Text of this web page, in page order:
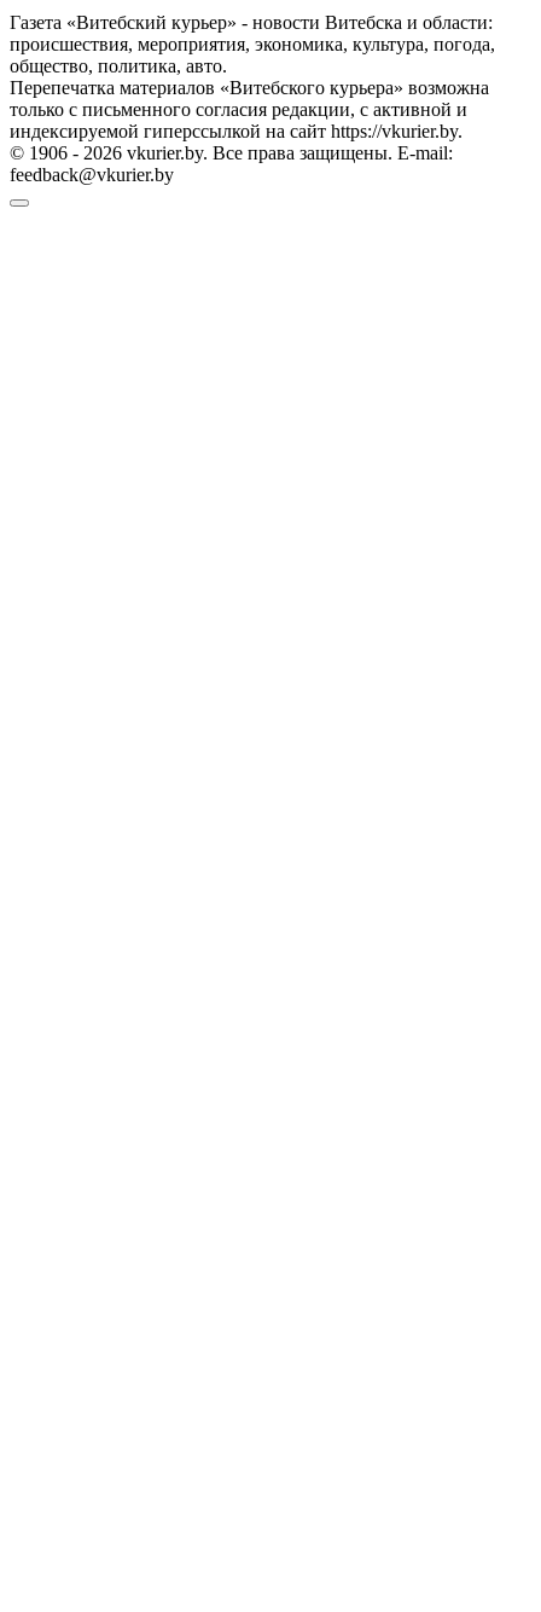
Газета «Витебский курьер» - новости Витебска и области:
происшествия, мероприятия, экономика, культура, погода,
общество, политика, авто.
Перепечатка материалов «Витебского курьера» возможна
только с письменного согласия редакции, с активной и
индексируемой гиперссылкой на сайт https://vkurier.by.
© 1906 - 2026 vkurier.by. Все права защищены. E-mail:
feedback@vkurier.by